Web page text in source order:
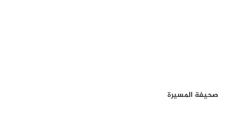
صحيفة المسيرة